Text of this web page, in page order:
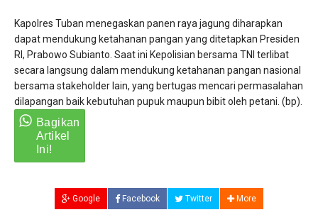
Kapolres Tuban menegaskan panen raya jagung diharapkan
dapat mendukung ketahanan pangan yang ditetapkan Presiden
RI, Prabowo Subianto. Saat ini Kepolisian bersama TNI terlibat
secara langsung dalam mendukung ketahanan pangan nasional
bersama stakeholder lain, yang bertugas mencari permasalahan
dilapangan baik kebutuhan pupuk maupun bibit oleh petani. (bp).
Google Facebook Twitter More